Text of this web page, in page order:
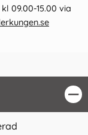
09.00-15.00 via